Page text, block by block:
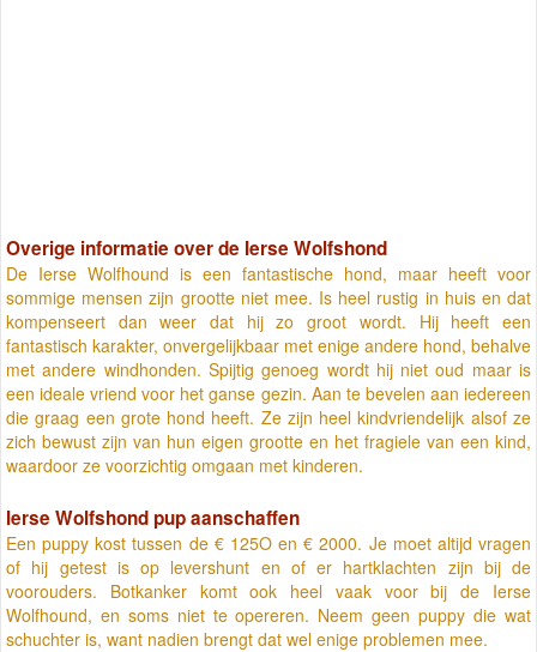
Overige informatie over de Ierse Wolfshond
De Ierse Wolfhound is een fantastische hond, maar heeft voor
sommige mensen zijn grootte niet mee. Is heel rustig in huis en dat
kompenseert dan weer dat hij zo groot wordt. Hij heeft een
fantastisch karakter, onvergelijkbaar met enige andere hond, behalve
met andere windhonden. Spijtig genoeg wordt hij niet oud maar is
een ideale vriend voor het ganse gezin. Aan te bevelen aan iedereen
die graag een grote hond heeft. Ze zijn heel kindvriendelijk alsof ze
zich bewust zijn van hun eigen grootte en het fragiele van een kind,
waardoor ze voorzichtig omgaan met kinderen.
Ierse Wolfshond pup aanschaffen
Een puppy kost tussen de € 125O en € 2000. Je moet altijd vragen
of hij getest is op levershunt en of er hartklachten zijn bij de
voorouders. Botkanker komt ook heel vaak voor bij de Ierse
Wolfhound, en soms niet te opereren. Neem geen puppy die wat
schuchter is, want nadien brengt dat wel enige problemen mee.